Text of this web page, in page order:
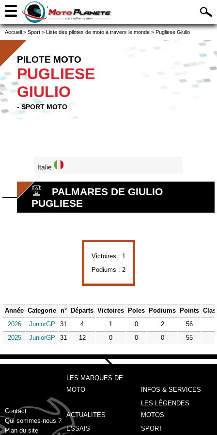
Accueil > Sport > Liste des pilotes de moto à travers le monde > Pugliese Giulio
PILOTE MOTO
PUGLIESE
GIULIO
- SPORT MOTO
Italie
PALMARES DE GIULIO
PUGLIESE
Victoires : 1
Podiums : 2
Année Categorie n° Départs Victoires Poles Podiums Points
2026
JuniorGP 31 4 1 0 2
56
2025
JuniorGP 31 12 0 0 0 55
Contact
Qui sommes-nous ?
Plan du site
LES MARQUES DE
MOTO
INFOS & SERVICES
ACTUALITÉS
LES LÉGENDES
MOTOS
ESSAIS
SPORT